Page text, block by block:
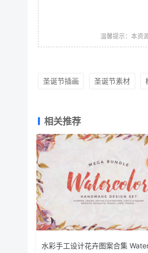
温馨提示：本资
圣诞节插画 圣诞节素材
相关推荐
水彩手工设计花卉图案合集